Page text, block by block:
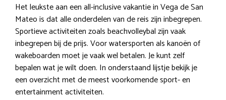
Het leukste aan een all-inclusive vakantie in Vega de San
Mateo is dat alle onderdelen van de reis zijn inbegrepen.
Sportieve activiteiten zoals beachvolleybal zijn vaak
inbegrepen bij de prijs. Voor watersporten als kanoën of
wakeboarden moet je vaak wel betalen. Je kunt zelf
bepalen wat je wilt doen. In onderstaand lijstje bekijk je
een overzicht met de meest voorkomende sport- en
entertainment activiteiten.